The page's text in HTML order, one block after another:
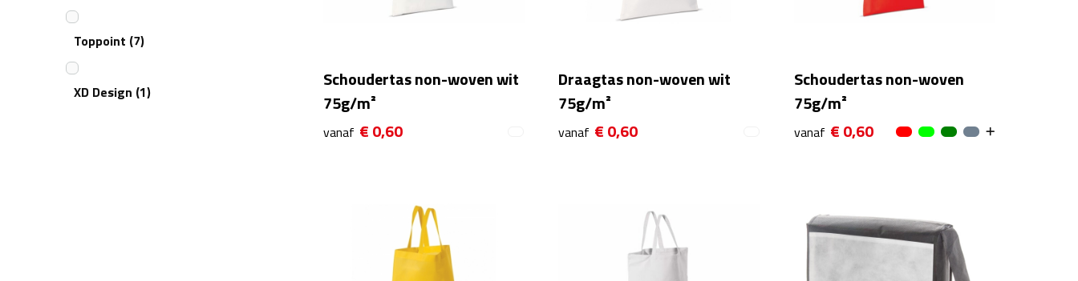
Toppoint (7)
XD Design (1)
Schoudertas non-woven wit
75g/m²
vanaf € 0,60
Draagtas non-woven wit
75g/m²
vanaf € 0,60
Schoudertas non-woven
75g/m²
vanaf € 0,60